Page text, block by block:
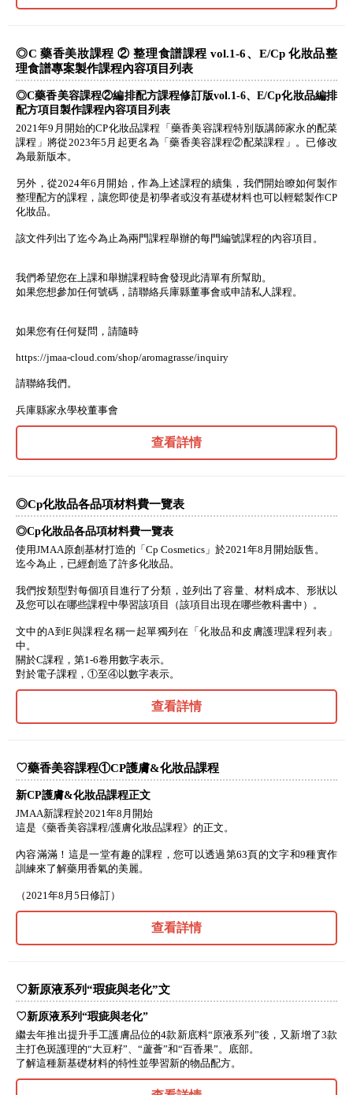
◎C 藥香美妝課程 ② 整理食譜課程 vol.1-6、E/Cp 化妝品整
理食譜專案製作課程內容項目列表
◎C藥香美容課程②編排配方課程修訂版vol.1-6、E/Cp化妝品編排
配方項目製作課程內容項目列表
2021年9月開始的CP化妝品課程「藥香美容課程特別版講師家永的配菜
課程」將從2023年5月起更名為「藥香美容課程②配菜課程」。已修改
為最新版本。
另外，從2024年6月開始，作為上述課程的續集，我們開始瞭如何製作
整理配方的課程，讓您即使是初學者或沒有基礎材料也可以輕鬆製作CP
化妝品。
該文件列出了迄今為止為兩門課程舉辦的每門編號課程的內容項目。
我們希望您在上課和舉辦課程時會發現此清單有所幫助。
如果您想參加任何號碼，請聯絡兵庫縣董事會或申請私人課程。
如果您有任何疑問，請隨時
https://jmaa-cloud.com/shop/aromagrasse/inquiry
請聯絡我們。
兵庫縣家永學校董事會
查看詳情
◎Cp化妝品各品項材料費一覽表
◎Cp化妝品各品項材料費一覽表
使用JMAA原創基材打造的「Cp Cosmetics」於2021年8月開始販售。
迄今為止，已經創造了許多化妝品。
我們按類型對每個項目進行了分類，並列出了容量、材料成本、形狀以
及您可以在哪些課程中學習該項目（該項目出現在哪些教科書中）。
文中的A到E與課程名稱一起單獨列在「化妝品和皮膚護理課程列表」
中。
關於C課程，第1-6卷用數字表示。
對於電子課程，①至④以數字表示。
查看詳情
♡藥香美容課程①CP護膚&化妝品課程
新CP護膚&化妝品課程正文
JMAA新課程於2021年8月開始
這是《藥香美容課程/護膚化妝品課程》的正文。
內容滿滿！這是一堂有趣的課程，您可以透過第63頁的文字和9種實作
訓練來了解藥用香氣的美麗。
（2021年8月5日修訂）
查看詳情
♡新原液系列“瑕疵與老化”文
♡新原液系列“瑕疵與老化”
繼去年推出提升手工護膚品位的4款新底料“原液系列”後，又新增了3款
主打色斑護理的“大豆籽”、“蘆薈”和“百香果”。底部。
了解這種新基礎材料的特性並學習新的物品配方。